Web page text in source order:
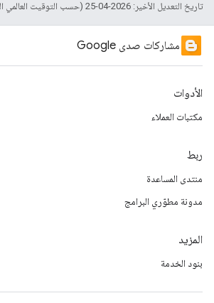
تاريخ التعديل الأخير: 2026-04-25 (حسب التوقيت العالمي المتفَّق عليه)
مشاركات صدى Google
الأدوات
مكتبات العملاء
ربط
منتدى المساعدة
مدونة مطوّري البرامج
المزيد
بنود الخدمة